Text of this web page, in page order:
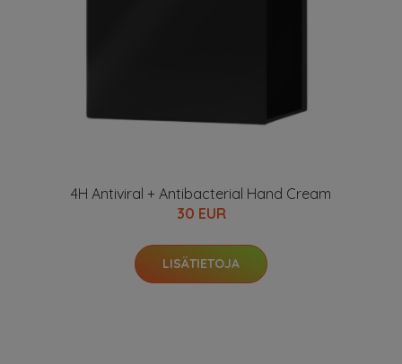
4H Antiviral + Antibacterial Hand Cream
30 EUR
LISÄTIETOJA